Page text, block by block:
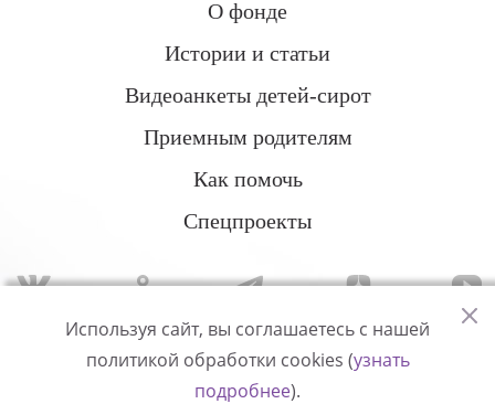
О фонде
Истории и статьи
Видеоанкеты детей-сирот
Приемным родителям
Как помочь
Спецпроекты
Политика конфиденциальности
Используя сайт, вы соглашаетесь с нашей
политикой обработки cookies (узнать
подробнее).